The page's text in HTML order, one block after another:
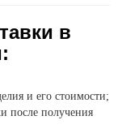
в
и его стоимости;
после получения